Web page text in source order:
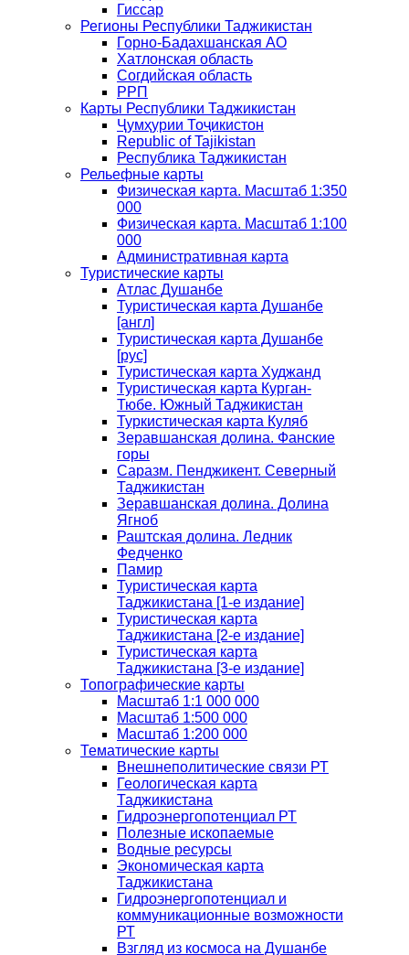
Гиссар
Регионы Республики Таджикистан
Горно-Бадахшанская АО
Хатлонская область
Согдийская область
РРП
Карты Республики Таджикистан
Ҷумҳурии Тоҷикистон
Republic of Tajikistan
Республика Таджикистан
Рельефные карты
Физическая карта. Масштаб 1:350
000
Физическая карта. Масштаб 1:100
000
Административная карта
Туристические карты
Атлас Душанбе
Туристическая карта Душанбе
[англ]
Туристическая карта Душанбе
[рус]
Туристическая карта Худжанд
Туристическая карта Курган-
Тюбе. Южный Таджикистан
Туркистическая карта Куляб
Зеравшанская долина. Фанские
горы
Саразм. Пенджикент. Северный
Таджикистан
Зеравшанская долина. Долина
Ягноб
Раштская долина. Ледник
Федченко
Памир
Туристическая карта
Таджикистана [1-е издание]
Туристическая карта
Таджикистана [2-е издание]
Туристическая карта
Таджикистана [3-е издание]
Топографические карты
Масштаб 1:1 000 000
Масштаб 1:500 000
Масштаб 1:200 000
Тематические карты
Внешнеполитические связи РТ
Геологическая карта
Таджикистана
Гидроэнергопотенциал РТ
Полезные ископаемые
Водные ресурсы
Экономическая карта
Таджикистана
Гидроэнергопотенциал и
коммуникационные возможности
РТ
Взгляд из космоса на Душанбе